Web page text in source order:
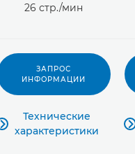
26 стр./мин

ЗАПРОС
ИНФОРМАЦИИ
Технические
характеристики
